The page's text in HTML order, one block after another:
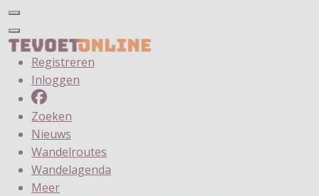
Registreren
Inloggen
Zoeken
Nieuws
Wandelroutes
Wandelagenda
Meer